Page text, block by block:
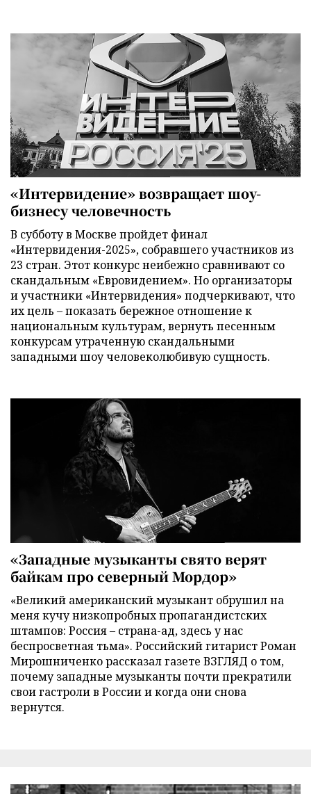
«Интервидение» возвращает шоу-
бизнесу человечность
В субботу в Москве пройдет финал
«Интервидения-2025», собравшего участников из
23 стран. Этот конкурс неибежно сравнивают со
скандальным «Евровидением». Но организаторы
и участники «Интервидения» подчеркивают, что
их цель – показать бережное отношение к
национальным культурам, вернуть песенным
конкурсам утраченную скандальными
западными шоу человеколюбивую сущность.
«Западные музыканты свято верят
байкам про северный Мордор»
«Великий американский музыкант обрушил на
меня кучу низкопробных пропагандистских
штампов: Россия – страна-ад, здесь у нас
беспросветная тьма». Российский гитарист Роман
Мирошниченко рассказал газете ВЗГЛЯД о том,
почему западные музыканты почти прекратили
свои гастроли в России и когда они снова
вернутся.